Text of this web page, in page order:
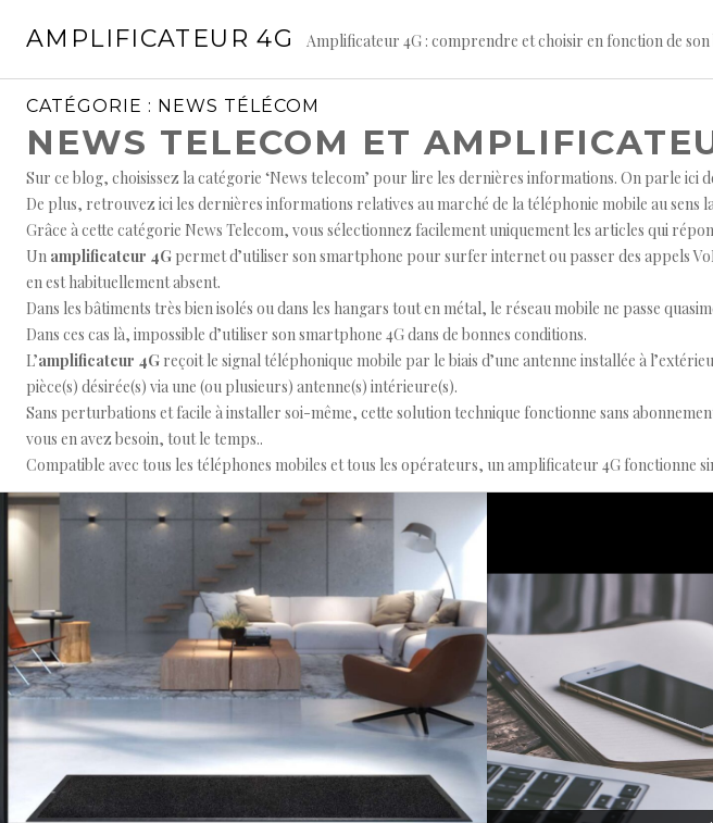
AMPLIFICATEUR 4G Amplificateur 4G : comprendre et choisir en fonction de son
CATÉGORIE : NEWS TÉLÉCOM
NEWS TELECOM ET
Sur ce blog, choisissez la catégorie ‘News telecom’ pour lire les dernières informations. On parle ici
De plus, retrouvez ici les dernières informations relatives au marché de la téléphonie mobile au sens
Grâce à cette catégorie News Telecom, vous sélectionnez facilement uniquement les articles qui
Un amplificateur 4G permet d’utiliser son smartphone pour surfer internet ou passer des appels
en est habituellement absent.
Dans les bâtiments très bien isolés ou dans les hangars tout en métal, le réseau mobile ne passe
Dans ces cas là, impossible d’utiliser son smartphone 4G dans de bonnes conditions.
L’amplificateur 4G reçoit le signal téléphonique mobile par le biais d’une antenne installée à
pièce(s) désirée(s) via une (ou plusieurs) antenne(s) intérieure(s).
Sans perturbations et facile à installer soi-même, cette solution technique fonctionne sans
vous en avez besoin, tout le temps..
Compatible avec tous les téléphones mobiles et tous les opérateurs, un amplificateur 4G fonctionne